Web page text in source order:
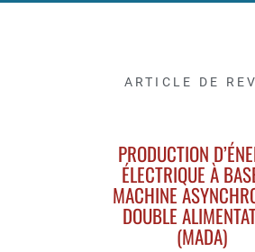
ARTICLE DE
PRODUCTION
ÉLECTRIQUE À
MACHINE
DOUBLE
(MADA)